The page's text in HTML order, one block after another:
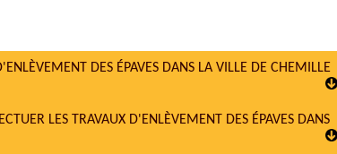
DES ÉPAVES DANS LA VILLE DE CHEMILLE
LES TRAVAUX D'ENLÈVEMENT DES ÉPAVES DANS